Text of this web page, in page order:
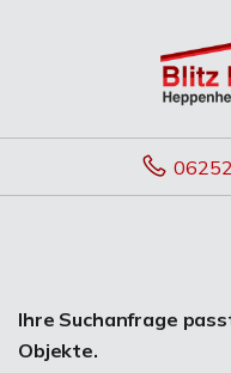
Ihre Suchanfrage
Objekte.